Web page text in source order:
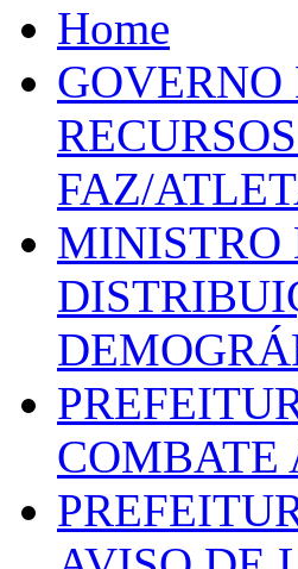
Home
FAZ/
MINISTRO
COMBATE